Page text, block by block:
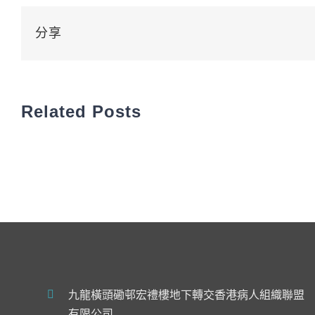
分享
Related Posts
九龍橫頭磡邨宏禮樓地下轉交香港病人組織聯盟